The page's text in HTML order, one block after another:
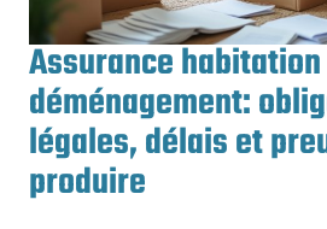
Assurance
déménagement:
légales, délais et
produire